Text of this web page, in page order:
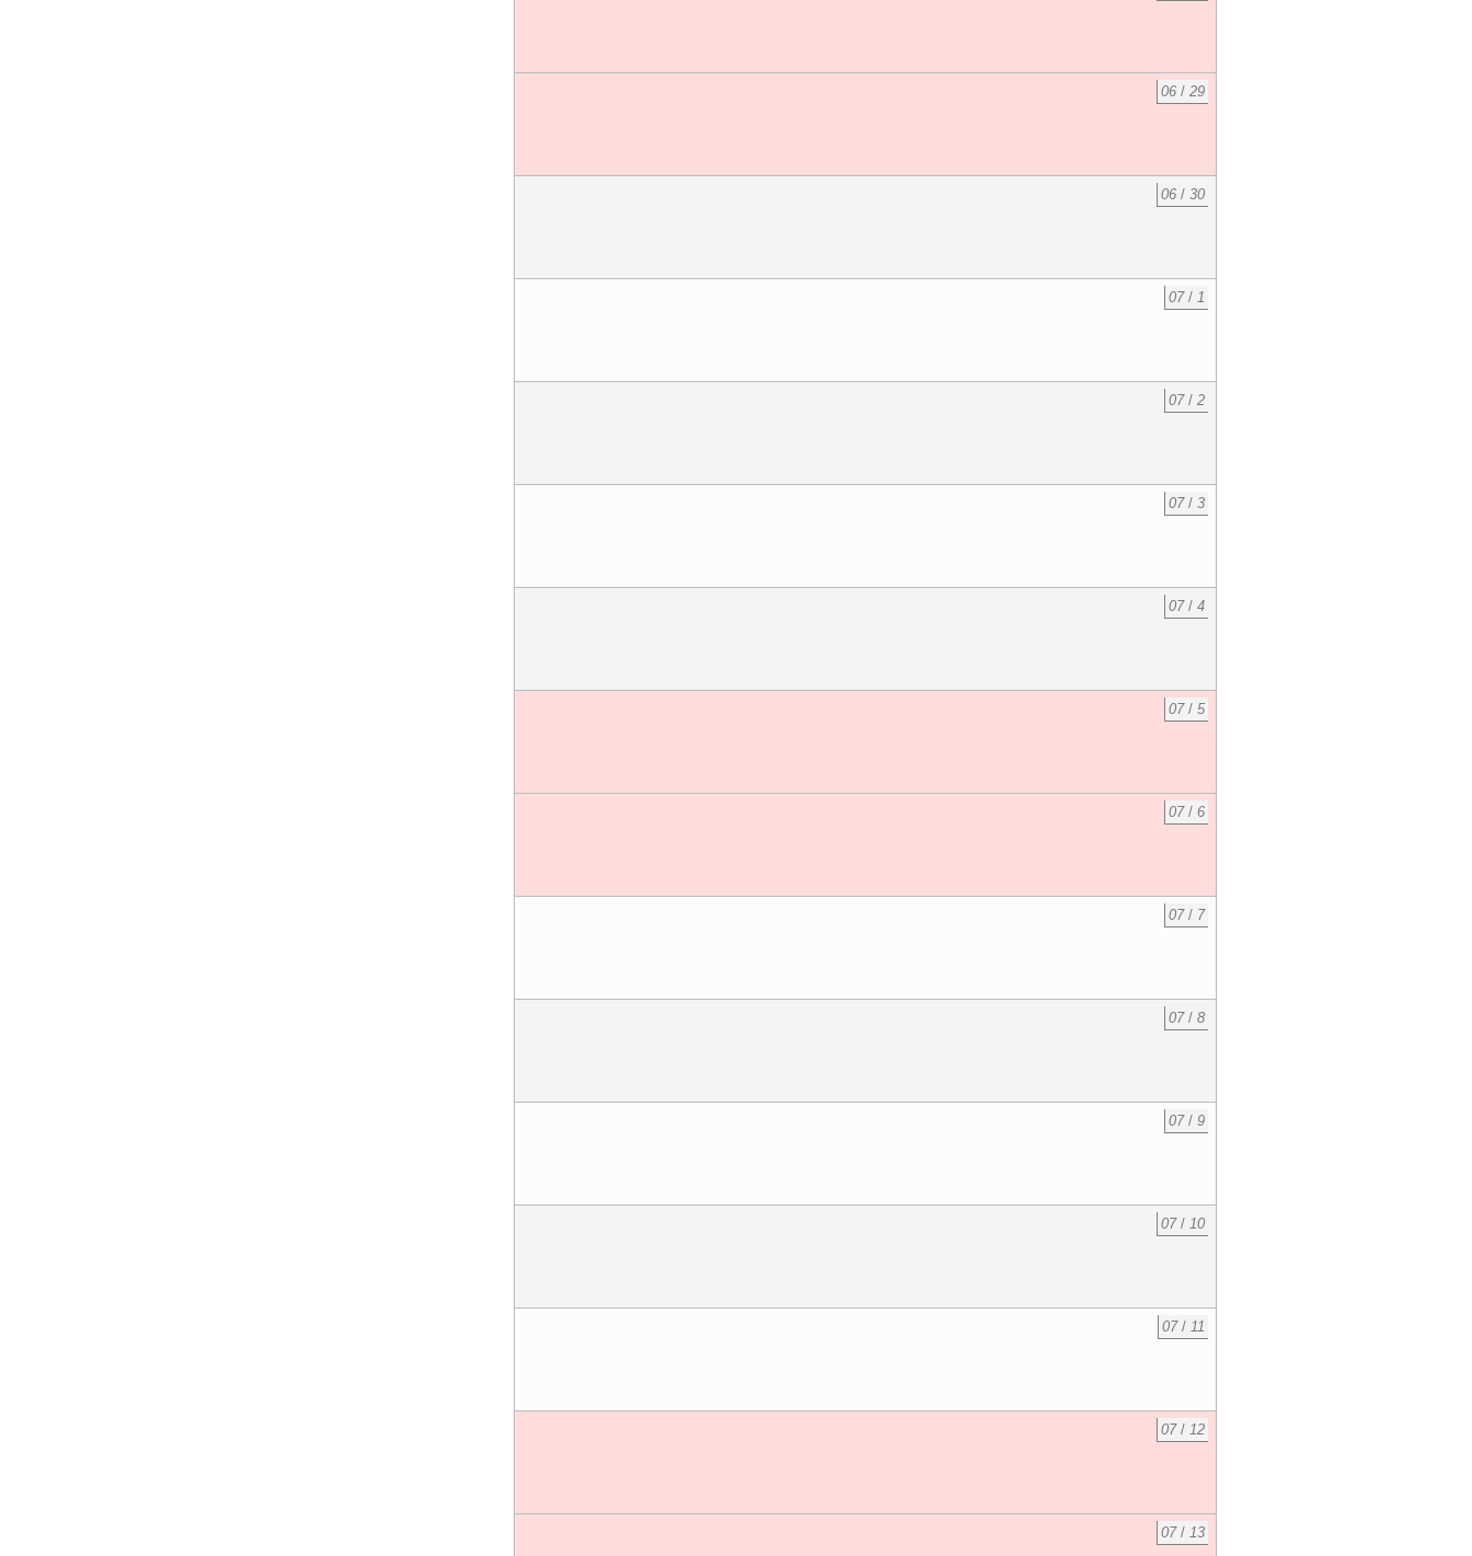
06/ 29
06/ 30
07/ 1
07/ 2
07/ 3
07/ 4
07/ 5
07/ 6
07/ 7
07/ 8
07/ 9
07/ 10
07/ 11
07/ 12
07/ 13